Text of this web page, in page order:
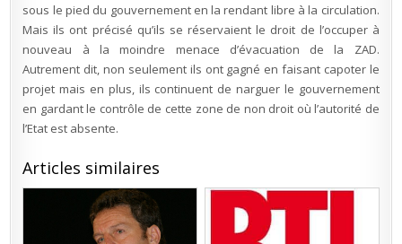
sous le pied du gouvernement en la rendant libre à la circulation.
Mais ils ont précisé qu’ils se réservaient le droit de l’occuper à
nouveau à la moindre menace d’évacuation de la ZAD.
Autrement dit, non seulement ils ont gagné en faisant capoter le
projet mais en plus, ils continuent de narguer le gouvernement
en gardant le contrôle de cette zone de non droit où l’autorité de
l’Etat est absente.
Articles similaires